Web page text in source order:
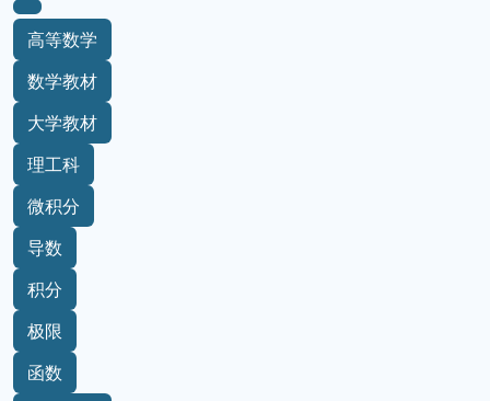
高等数学
数学教材
大学教材
理工科
微积分
导数
积分
极限
函数